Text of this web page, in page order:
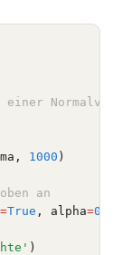
einer
1000 )
an
=True , alpha=0.7
)